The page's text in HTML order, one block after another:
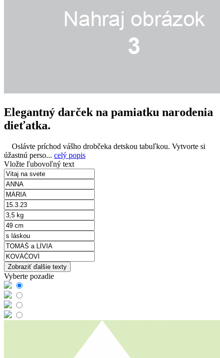
Elegantný darček na pamiatku narodenia
dieťatka.
Oslávte príchod vášho drobčeka detskou tabuľkou. Vytvorte si
úžastnú perso... celý popis
Vložte ľubovoľný text
Zobraziť ďalšie texty
Vyberte pozadie